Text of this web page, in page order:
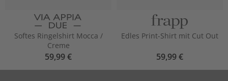
Softes Ringelshirt Mocca /
Creme
59,99 €
Edles Print-Shirt mit Cut Out
59,99 €